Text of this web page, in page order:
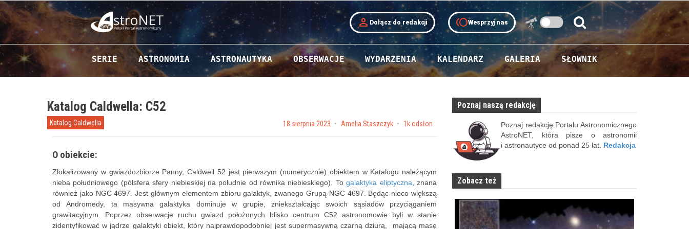
person Dołącz do redakcji tollWesprzyj nas
Szukaj:
Szukaj
Przejdź do zawartości
SERIE ASTRONOMIA ASTRONAUTYKA OBSERWACJE WYDARZENIA KALENDARZ GALERIA SŁOWNIK
Katalog Caldwella: C52
Katalog Caldwella Posted on
18 sierpnia 2023 by Amelia Staszczyk 1k odsłon
O obiekcie:
Zlokalizowany w gwiazdozbiorze Panny, Caldwell 52 jest pierwszym (numerycznie) obiektem w Katalogu należącym
nieba południowego (półsfera sfery niebieskiej na południe od równika niebieskiego). Togalaktyka eliptyczna , znana
również jako NGC 4697. Jest głównym elementem zbioru galaktyk, zwanego Grupą NGC 4697. Będąc nieco większą
od Andromedy, ta masywna galaktyka dominuje w grupie, zniekształcając swoich sąsiadów przyciąganiem
grawitacyjnym. Poprzez obserwacje ruchu gwiazd położonych blisko centrum C52 astronomowie byli w stanie
zidentyfikować w jądrze galaktyki obiekt, który najprawdopodobniej jest supermasywną czarną dziurą, mającą masę
Poznaj naszą redakcję
Poznaj redakcję Portalu Astronomicznego
AstroNET, która pisze o astronomii
i astronautyce od ponad 25 lat. Redakcja
Zobacz też